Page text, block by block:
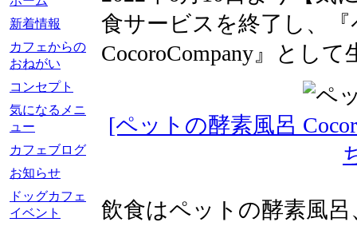
新着情報
カフェからの
おねがい
コンセプト
気になるメニ
ュー
カフェブログ
お知らせ
ドッグカフェ
イベント
食サービスを終了し、
CocoroCompany』とし
[ペットの酵素風呂
飲食はペットの酵素風